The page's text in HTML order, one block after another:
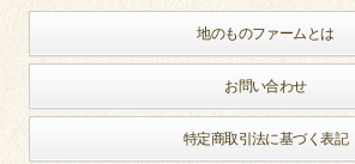
地のものファームとは
お問い合わせ
特定商取引法に基づく表記